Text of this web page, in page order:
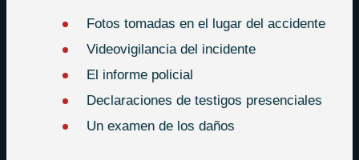
Fotos tomadas en el lugar del accidente
Videovigilancia del incidente
El informe policial
Declaraciones de testigos presenciales
Un examen de los daños